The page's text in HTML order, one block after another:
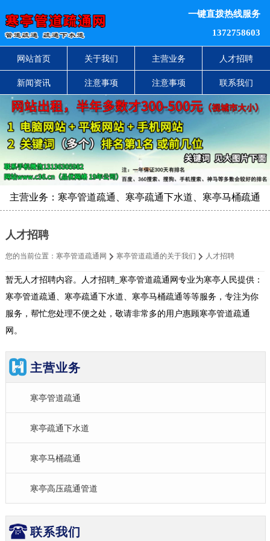
一键直拨热线服务
1372758603
网站首页 关于我们 主营业务 人才招聘
新闻资讯 注意事项 注意事项 联系我们
主营业务：寒亭管道疏通、寒亭疏通下水道、寒亭马桶疏通
人才招聘
您的当前位置： 寒亭管道疏通网 寒亭管道疏通的关于我们 人才招聘
暂无人才招聘内容。人才招聘_寒亭管道疏通网专业为寒亭人民提供：
寒亭管道疏通、寒亭疏通下水道、寒亭马桶疏通等等服务，专注为你
服务，帮忙您处理不便之处，敬请非常多的用户惠顾寒亭管道疏通
网。
主营业务
寒亭管道疏通
寒亭疏通下水道
寒亭马桶疏通
寒亭高压疏通管道
联系我们